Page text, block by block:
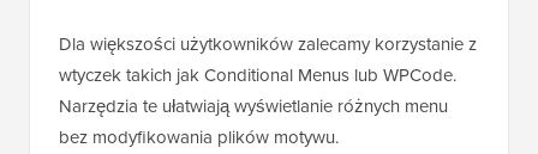
Dla większości użytkowników zalecamy korzystanie z
wtyczek takich jak Conditional Menus lub WPCode.
Narzędzia te ułatwiają wyświetlanie różnych menu
bez modyfikowania plików motywu.